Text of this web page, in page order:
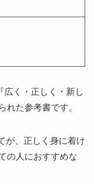
広く・正しく・新し
れた参考書です。
が、正しく身に着け
の人におすすめな